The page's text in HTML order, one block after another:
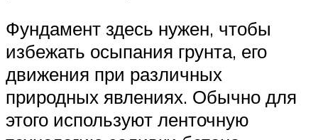
Фундамент здесь нужен, чтобы
избежать осыпания грунта, его
движения при различных
природных явлениях. Обычно для
этого используют ленточную